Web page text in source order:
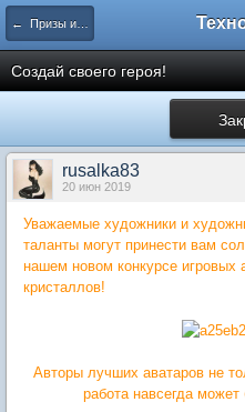
← Призы и акции от Администрации
Создай своего героя!
rusalka83
20 июн 2019
Уважаемые художники и
таланты могут принести вам
нашем новом конкурсе игровых
кристаллов!
Авторы лучших аватаров не
работа навсегда может